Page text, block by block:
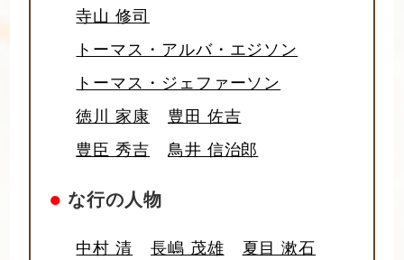
寺山 修司
トーマス・アルバ・エジソン
トーマス・ジェファーソン
徳川 家康
豊田 佐吉
豊臣 秀吉
鳥井 信治郎
● な行の人物
中村 清 長嶋 茂雄
夏目 漱石